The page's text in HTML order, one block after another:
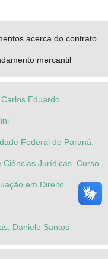
acerca do contrato
mercantil
Eduardo
Federal do Paraná.
Ciências Jurídicas. Curso
em Direito
Daniele Santos